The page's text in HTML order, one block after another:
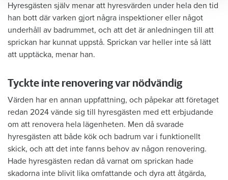
Hyresgästen själv menar att hyresvärden under hela den tid
han bott där varken gjort några inspektioner eller något
underhåll av badrummet, och att det är anledningen till att
sprickan har kunnat uppstå. Sprickan var heller inte så lätt
att upptäcka, menar han.
Tyckte inte renovering var nödvändig
Värden har en annan uppfattning, och påpekar att företaget
redan 2024 vände sig till hyresgästen med ett erbjudande
om att renovera hela lägenheten. Men då svarade
hyresgästen att både kök och badrum var i funktionellt
skick, och att det inte fanns behov av någon renovering.
Hade hyresgästen redan då varnat om sprickan hade
skadorna inte blivit lika omfattande och dyra att åtgärda,